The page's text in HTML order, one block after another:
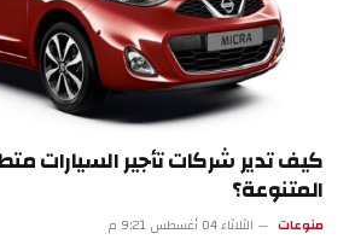
كيف تدير شركات تأجير السيارات
المتنوعة؟
منوعات الثلاثاء 04 أغسطس 9:21 م